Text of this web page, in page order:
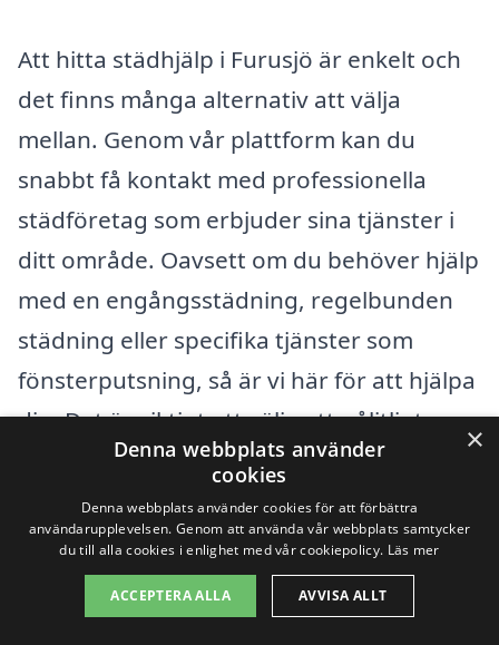
Att hitta städhjälp i Furusjö är enkelt och
det finns många alternativ att välja
mellan. Genom vår plattform kan du
snabbt få kontakt med professionella
städföretag som erbjuder sina tjänster i
ditt område. Oavsett om du behöver hjälp
med en engångsstädning, regelbunden
städning eller specifika tjänster som
fönsterputsning, så är vi här för att hjälpa
dig. Det är viktigt att välja ett pålitligt
företag som kan möta dina specifika
behov.
När du söker efter städhjälp i Furusjö kan
det vara en bra idé att överväga
×
Denna webbplats använder
cookies
Denna webbplats använder cookies för att förbättra
användarupplevelsen. Genom att använda vår webbplats samtycker
du till alla cookies i enlighet med vår cookiepolicy. Läs mer
ACCEPTERA ALLA AVVISA ALLT